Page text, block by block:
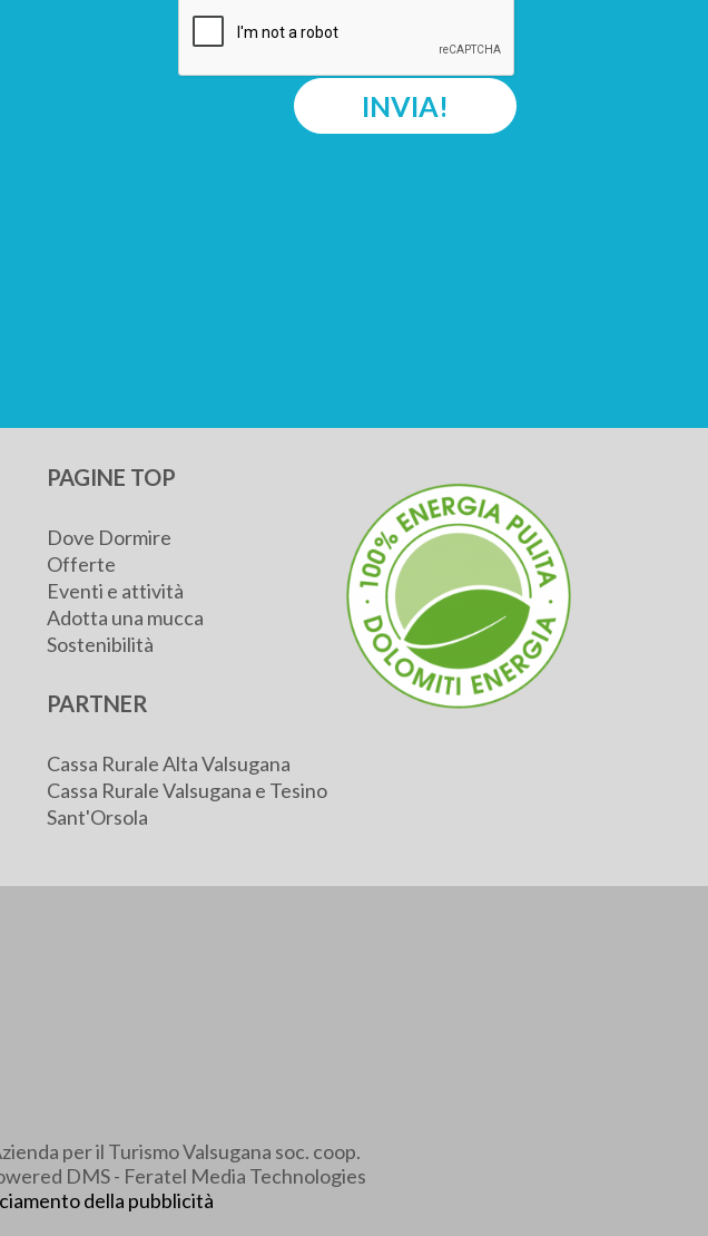
INVIA!
PAGINE TOP
Dove Dormire
Offerte
Eventi e attività
Adotta una mucca
Sostenibilità
PARTNER
Cassa Rurale Alta Valsugana
Cassa Rurale Valsugana e Tesino
Sant'Orsola
per il Turismo Valsugana soc. coop.
DMS - Feratel Media Technologies
della pubblicità